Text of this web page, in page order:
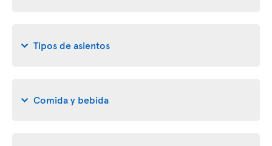
Tipos de asientos
Comida y bebida